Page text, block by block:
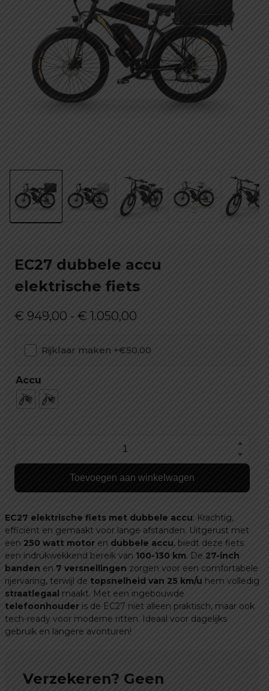
EC27 dubbele accu
elektrische fiets
€ 949,00 - € 1.050,00
tot
Rijklaar maken +€50,00
Accu
dubbele
fiets
aantal
Toevoegen aan winkelwagen
EC27 elektrische fiets met dubbele accu: Krachtig,
efficiënt en gemaakt voor lange afstanden. Uitgerust met
een 250 watt motor en dubbele accu, biedt deze fiets
een indrukwekkend bereik van 100-130 km. De 27-inch
banden en 7 versnellingen zorgen voor een comfortabele
rijervaring, terwijl de topsnelheid van 25 km/u hem volledig
straatlegaal maakt. Met een ingebouwde
telefoonhouder is de EC27 niet alleen praktisch, maar ook
tech-ready voor moderne ritten. Ideaal voor dagelijks
gebruik en langere avonturen!
Verzekeren? Geen